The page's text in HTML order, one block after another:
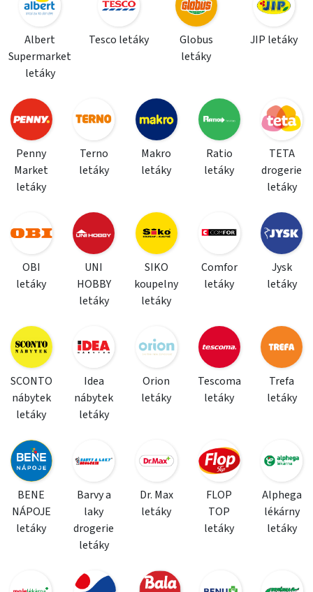
Albert
Supermarket
letáky
Tesco letáky
Globus
letáky
JIP letáky
Penny
Market
letáky
Terno
letáky
Makro
letáky
Ratio
letáky
TETA
drogerie
letáky
OBI
letáky
UNI
HOBBY
letáky
SIKO
koupelny
letáky
Comfor
letáky
Jysk
letáky
SCONTO
nábytek
letáky
Idea
nábytek
letáky
Orion
letáky
Tescoma
letáky
Trefa
letáky
BENE
NÁPOJE
letáky
Barvy a
laky
drogerie
letáky
Dr. Max
letáky
FLOP
TOP
letáky
Alphega
lékárny
letáky